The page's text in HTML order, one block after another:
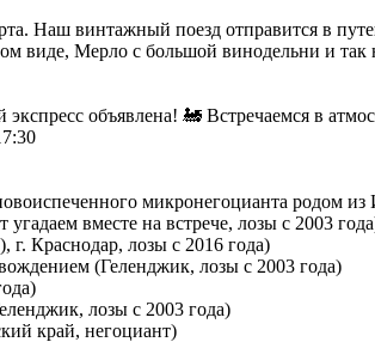
Наш винтажный поезд отправится в
Мерло с большой винодельни и так
объявлена! 🚂 Встречаемся в
микронегоцианта родом из
вместе на встрече, лозы с 2003
Краснодар, лозы с 2016 года)
(Геленджик, лозы с 2003 года)
лозы с 2003 года)
край, негоциант)